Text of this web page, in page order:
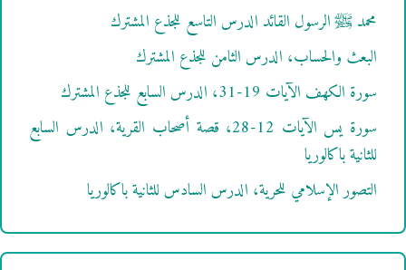
محمد ﷺ الرسول القائد الدرس التاسع للجذع المشترك
البعث والحساب، الدرس الثامن للجذع المشترك
سورة الكهف الآيات 19-31، الدرس السابع للجذع المشترك
سورة يس الآيات 12-28، قصة أصحاب القرية، الدرس السابع
للثانية باكالوريا
التصور الإسلامي للحرية، الدرس السادس للثانية باكالوريا